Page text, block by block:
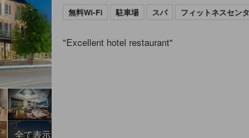
全て表示
無料Wi-Fi 駐車場 スパ フィットネスセン
"Excellent hotel restaurant"